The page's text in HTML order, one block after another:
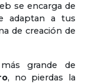
se encarga de
adaptan a tus
de creación de
grande de
, no pierdas la